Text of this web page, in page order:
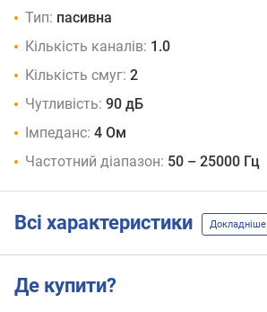
Тип: пасивна
Кількість каналів: 1.0
Кількість смуг: 2
Чутливість: 90 дБ
Імпеданс: 4 Ом
Частотний діапазон: 50 – 25000 Гц
Всі характеристики Докладніше
Де купити?